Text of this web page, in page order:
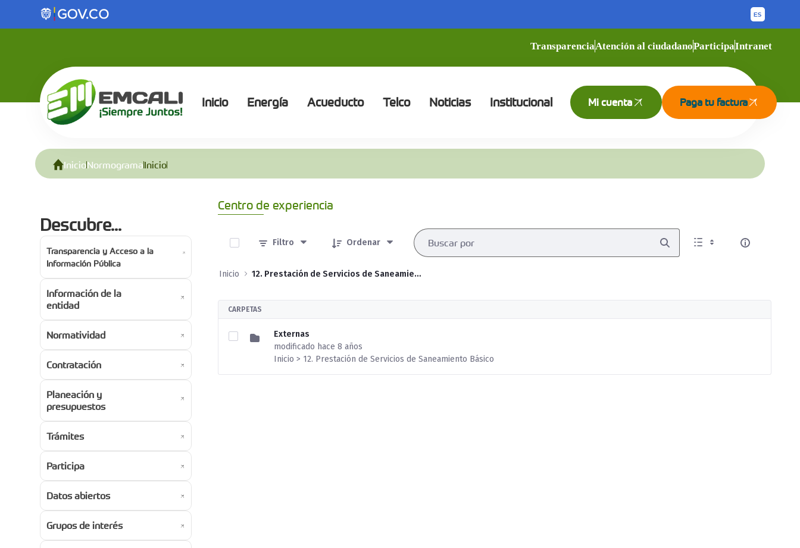
Saltar al contenido principal
Inicio - Normograma
TransparenciaAtención al ciudadanoParticipaIntranet
Inicio Energía Acueducto Telco Noticias Institucional Mi cuenta Paga tu factura
InicioNormogramaInicio
Descubre...
Transparencia y Acceso a la
Información Pública
Información de la
entidad
Normatividad
Contratación
Planeación y
presupuestos
Trámites
Participa
Datos abiertos
Grupos de interés
Centro de experiencia
Filtro
Ordenar
Inicio 12. Prestación de Servicios de Saneamiento Básico
CARPETAS
Externas
modificado hace 8 años
Inicio > 12. Prestación de Servicios de Saneamiento Básico